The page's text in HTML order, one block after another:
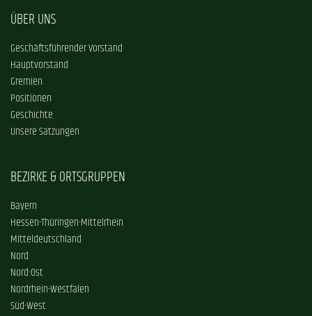
ÜBER UNS
Geschäftsführender Vorstand
Hauptvorstand
Gremien
Positionen
Geschichte
Unsere Satzungen
BEZIRKE & ORTSGRUPPEN
Bayern
Hessen-Thüringen-Mittelrhein
Mitteldeutschland
Nord
Nord-Ost
Nordrhein-Westfalen
Süd-West